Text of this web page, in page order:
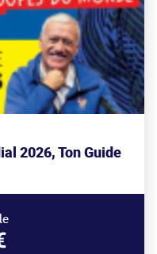
2026, Ton Guide